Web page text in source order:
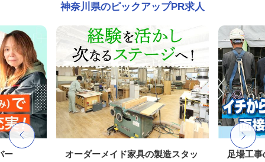
神奈川県のピックアップPR求人
ー
オーダーメイド家具の製造スタッ
足場工